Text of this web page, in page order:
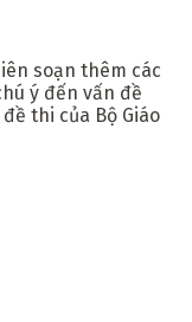
soạn thêm các
ý đến vấn đề
thi của Bộ Giáo